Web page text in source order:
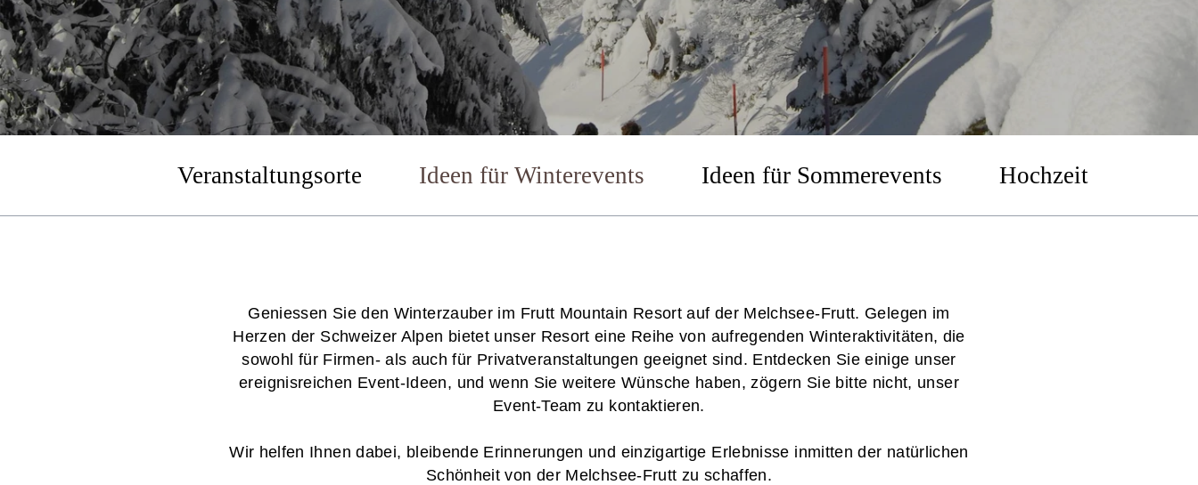
Veranstaltungsorte Ideen für Winterevents Ideen für Sommerevents Hochzeit
Geniessen Sie den Winterzauber im Frutt Mountain Resort auf der Melchsee-Frutt. Gelegen im
Herzen der Schweizer Alpen bietet unser Resort eine Reihe von aufregenden Winteraktivitäten, die
sowohl für Firmen- als auch für Privatveranstaltungen geeignet sind. Entdecken Sie einige unser
ereignisreichen Event-Ideen, und wenn Sie weitere Wünsche haben, zögern Sie bitte nicht, unser
Event-Team zu kontaktieren.
Wir helfen Ihnen dabei, bleibende Erinnerungen und einzigartige Erlebnisse inmitten der natürlichen
Schönheit von der Melchsee-Frutt zu schaffen.